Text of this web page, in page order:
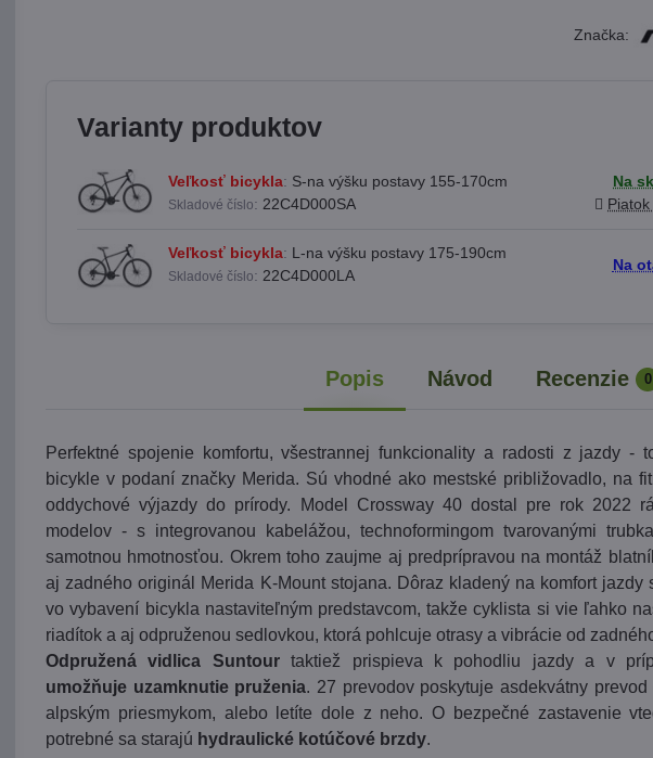
Značka:
Varianty produktov
Veľkosť bicykla: S-na výšku postavy 155-170cm
Skladové číslo: 22C4D000SA
Na
Piatok
Veľkosť bicykla: L-na výšku postavy 175-190cm
Skladové číslo: 22C4D000LA
Na
Popis Návod Recenzie 0
Perfektné spojenie komfortu, všestrannej funkcionality a radosti z jazdy -
bicykle v podaní značky Merida. Sú vhodné ako mestské približovadlo, na
oddychové výjazdy do prírody. Model Crossway 40 dostal pre rok 2022
modelov - s integrovanou kabelážou, technoformingom tvarovanými
samotnou hmotnosťou. Okrem toho zaujme aj predprípravou na montáž
aj zadného originál Merida K-Mount stojana. Dôraz kladený na komfort jazdy
vo vybavení bicykla nastaviteľným predstavcom, takže cyklista si vie ľahko
riadítok a aj odpruženou sedlovkou, ktorá pohlcuje otrasy a vibrácie od
Odpružená vidlica Suntourtaktiež prispieva k pohodliu jazdy a v
umožňuje uzamknutie pruženia. 27 prevodov poskytuje asdekvátny prevod
alpským priesmykom, alebo letíte dole z neho. O bezpečné zastavenie
potrebné sa starajú hydraulické kotúčové brzdy.